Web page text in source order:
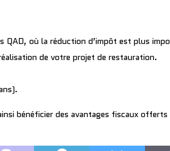
QAD, où la réduction d’impôt est plus
de votre projet de restauration.
bénéficier des avantages fiscaux offerts